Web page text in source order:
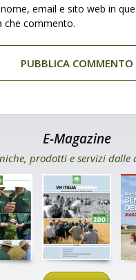
email e sito web in
che commento.
E-Magazine
prodotti e servizi dalle